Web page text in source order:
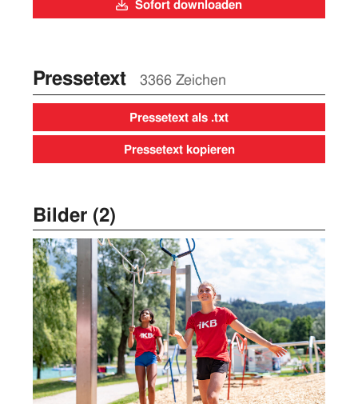
Sofort downloaden
Pressetext 3366 Zeichen
Pressetext als .txt
Pressetext kopieren
Bilder (2)